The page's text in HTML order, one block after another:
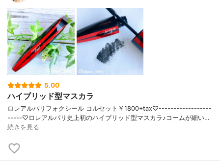
5.00
ハイブリッド型マスカラ
ロレアルパリフォクシール コルセット￥1800+tax♡------------------
-----♡ロレアルパリ史上初のハイブリッド型マスカラ♪コームが細い…
続きを見る